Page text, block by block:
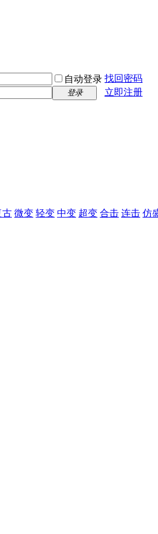
自动登录 找回密码
登录 立即注册
古 微变 轻变 中变 超变 合击 连击 仿